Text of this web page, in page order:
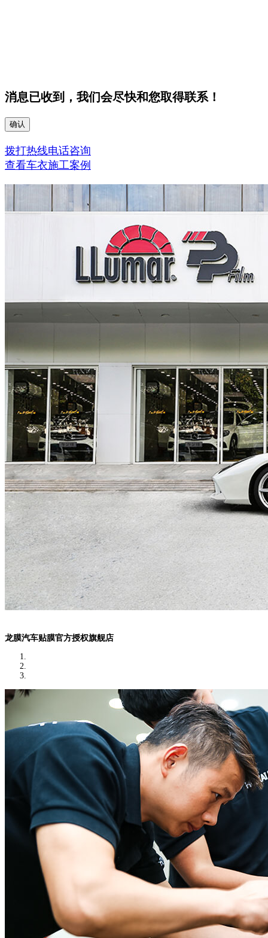
消息已收到，我们会尽快和您取得联系！
确认
拨打热线电话咨询
查看车衣施工案例
龙膜汽车贴膜官方授权旗舰店